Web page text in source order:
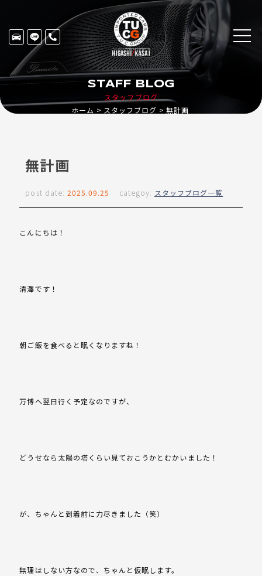
スタッフブログ
STAFF BLOG
ホーム スタッフブログ 無計画
無計画
post date: 2025.09.25 categoy: スタッフブログ一覧
こんにちは！
清澤です！
朝ご飯を食べると眠くなりますね！
万博へ翌日行く予定なのですが、
どうせなら太陽の塔くらい見ておこうかとむかいました！
が、ちゃんと到着前に力尽きました（笑）
無理はしない方なので、ちゃんと仮眠します。